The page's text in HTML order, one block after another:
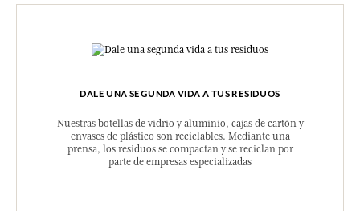
DALE UNA SEGUNDA VIDA A TUS RESIDUOS
Nuestras botellas de vidrio y aluminio, cajas de cartón y
envases de plástico son reciclables. Mediante una
prensa, los residuos se compactan y se reciclan por
parte de empresas especializadas